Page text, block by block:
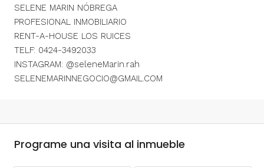
SELENE MARIN NÓBREGA
PROFESIONAL INMOBILIARIO
RENT-A-HOUSE LOS RUICES
TELF: 0424-3492033
INSTAGRAM: @seleneMarin.rah
SELENEMARINNEGOCIO@GMAIL.COM
Programe una visita al inmueble